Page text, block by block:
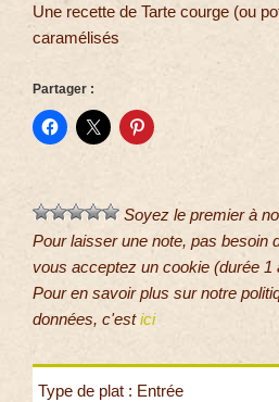
Une recette de Tarte courge (ou
caramélisés
Partager :
Soyez le premier à
Pour laisser une note, pas besoin
vous acceptez un cookie (durée 1
Pour en savoir plus sur notre
données, c'estici
Type de plat : Entrée